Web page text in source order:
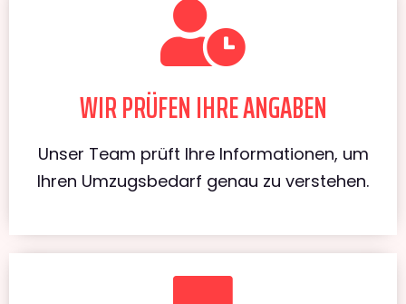
WIR PRÜFEN IHRE ANGABEN
Unser Team prüft Ihre Informationen, um
Ihren Umzugsbedarf genau zu verstehen.